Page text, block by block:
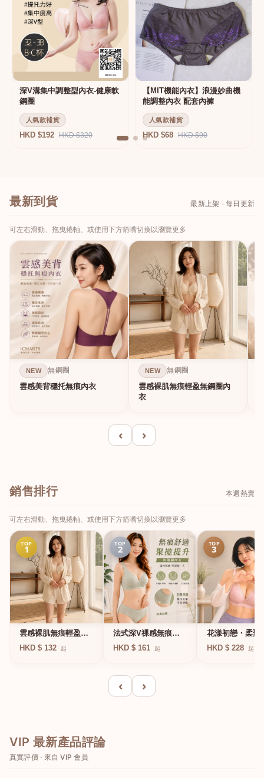
深V溝集中調整型內衣-健康軟
鋼圈
人氣款補貨
HKD $192 HKD $320
【MIT機能內衣】浪漫妙曲機
能調整內衣 配套內褲
人氣款補貨
HKD $68 HKD $90
最新到貨 最新上架 · 每日更新
可左右滑動、拖曳捲軸、或使用下方箭嘴切換以瀏覽更多
NEW 無鋼圈
雲感美背穩托無痕內衣
NEW 無鋼圈
雲感裸肌無痕輕盈無鋼圈內
衣
‹ ›
銷售排行 本週熱賣
可左右滑動、拖曳捲軸、或使用下方箭嘴切換以瀏覽更多
TOP
1
雲感裸肌無痕輕盈無
鋼圈內衣
HKD $ 132 起
TOP
2
法式深V祼感無痕果
凍軟支撐條無鋼圈內
HKD $ 161 起
TOP
3
花漾初戀・柔聚
圈蕾絲內衣
HKD $ 228 起
‹ ›
VIP 最新產品評論
真實評價 · 來自 VIP 會員